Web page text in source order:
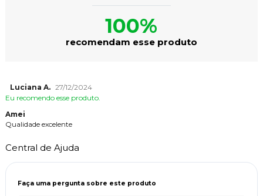
100%
recomendam esse produto
Luciana A. 27/12/2024
Eu recomendo esse produto.
Amei
Qualidade excelente
Central de Ajuda
Faça uma pergunta sobre este produto